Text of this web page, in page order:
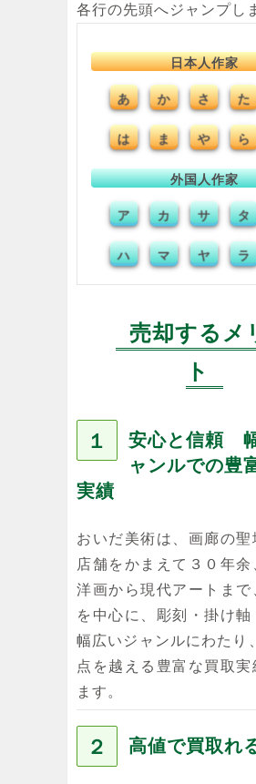
各行の先頭へジャンプし
日本人作家
あ か さ た
は ま や ら
外国人作家
ア カ サ タ
ハ マ ヤ ラ
売却するメ
ト
１
安心と信頼
ャンルでの豊
実績
おいだ美術は、画廊の聖
店舗をかまえて３０年余
洋画から現代アートまで
を中心に、彫刻・掛け
幅広いジャンルにわたり
点を越える豊富な買取実
ます。
２ 高値で買取れ